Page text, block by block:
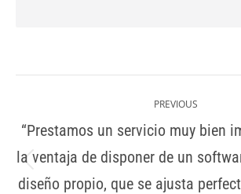
PREVIOUS
“Prestamos un servicio muy bien
la ventaja de disponer de un
diseño propio, que se ajusta